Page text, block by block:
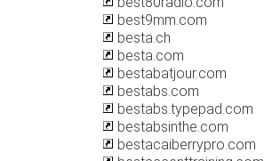
best9mm.com
besta.ch
besta.com
bestabatjour.com
bestabs.com
bestabs.typepad.com
bestabsinthe.com
bestacaiberrypro.com